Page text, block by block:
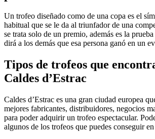
Un trofeo diseñado como de una copa es el
habitual que se le da al triunfador de una
se trata solo de un premio, además es la
dirá a los demás que esa persona ganó en un
Tipos de trofeos que
Caldes d’Estrac
Caldes d’Estrac es una gran ciudad europea
mejores fabricantes, distribuidores, negocios
para poder adquirir un trofeo espectacular.
algunos de los trofeos que puedes conseguir en